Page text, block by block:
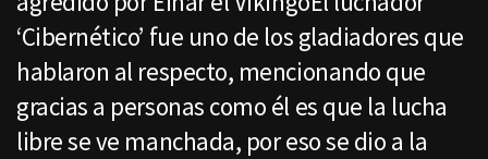
‘Cibernético’ fue uno de los gladiadores que
hablaron al respecto, mencionando que
gracias a personas como él es que la lucha
libre se ve manchada, por eso se dio a la